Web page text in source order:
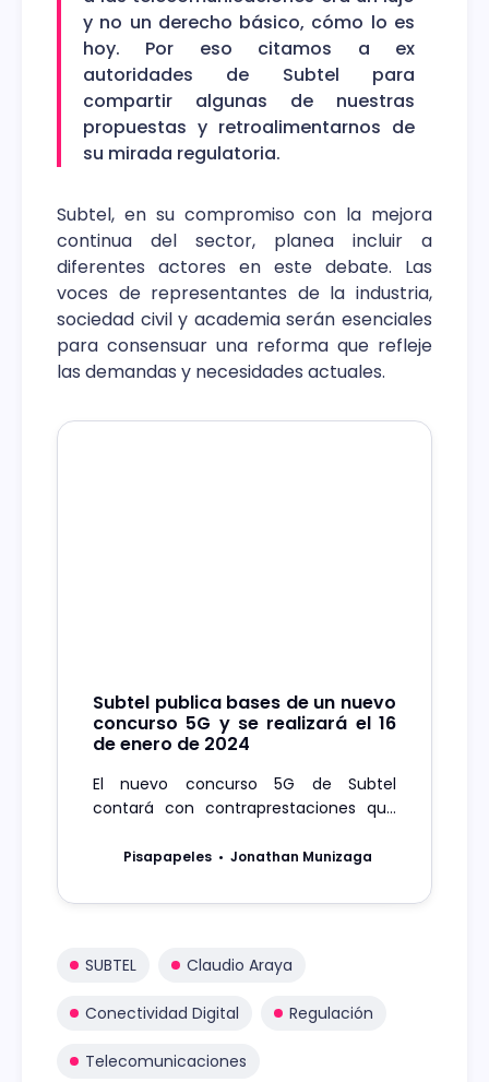
y no un derecho básico, cómo lo es
hoy. Por eso citamos a ex
autoridades de Subtel para
compartir algunas de nuestras
propuestas y retroalimentarnos de
su mirada regulatoria.
Subtel, en su compromiso con la mejora
continua del sector, planea incluir a
diferentes actores en este debate. Las
voces de representantes de la industria,
sociedad civil y academia serán esenciales
para consensuar una reforma que refleje
las demandas y necesidades actuales.
Subtel publica bases de un nuevo
concurso 5G y se realizará el 16
de enero de 2024
El nuevo concurso 5G de Subtel
contará con contraprestaciones que
con esta tecnología.
Pisapapeles Jonathan Munizaga
SUBTEL Claudio Araya
Conectividad Digital Regulación
Telecomunicaciones